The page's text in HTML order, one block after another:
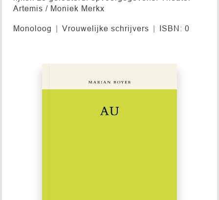
Artemis / Moniek Merkx
Monoloog Vrouwelijke schrijvers ISBN: 0